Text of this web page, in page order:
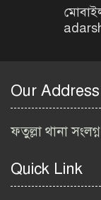
Our Address
ফতুল্লা থানা
Quick Link